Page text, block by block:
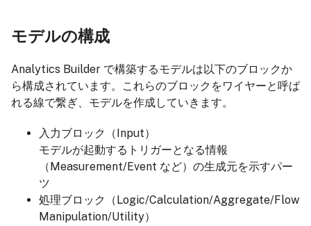
モデルの構成
Analytics Builder で構築するモデルは以下のブロックか
ら構成されています。これらのブロックをワイヤーと呼ば
れる線で繋ぎ、モデルを作成していきます。
入力ブロック（Input）
モデルが起動するトリガーとなる情報
（Measurement/Event など）の生成元を示すパー
ツ
処理ブロック（Logic/Calculation/Aggregate/Flow
Manipulation/Utility）